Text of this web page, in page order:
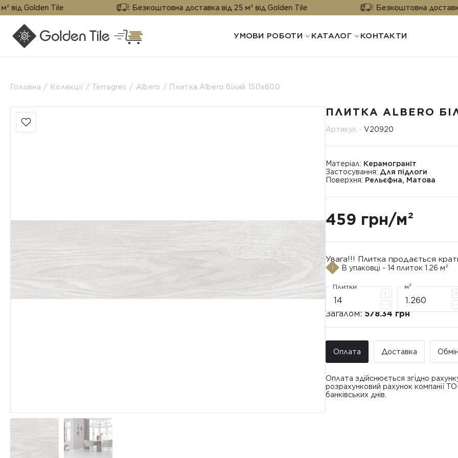
Tile Безкоштовна доставка від 25 м² від Golden Tile Безкоштовна доставка від 25
УМОВИ РОБОТИ КАТАЛОГ КОНТАКТИ
Головна Колекції Terragres Albero Плитка Albero білий 150х600
ПЛИТКА ALBERO
Артикул -V20920
Матеріал: Керамограніт
Застосування: Для підлоги
Поверхня: Рельєфна, Матова
459 грн/м²
Увага!!! Плитка продається
В упаковці - 14 плиток 1.26 м²
Плитки м²
Загалом:578.34 грн
Оплата Доставка Обмін
Оплата здійснюється згідно
розрахунковий рахунок компанії
банківських днів.